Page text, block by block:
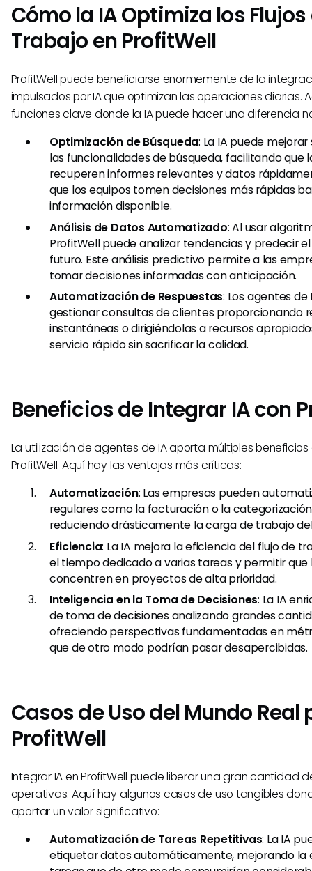
Cómo la IA Optimiza los Flujos
Trabajo en ProfitWell
ProfitWell puede beneficiarse enormemente de la
impulsados por IA que optimizan las operaciones diarias.
funciones clave donde la IA puede hacer una diferencia
Optimización de Búsqueda: La IA puede
las funcionalidades de búsqueda, facilitando que
recuperen informes relevantes y datos
que los equipos tomen decisiones más rápidas
información disponible.
Análisis de Datos Automatizado: Al usar
ProfitWell puede analizar tendencias y predecir
futuro. Este análisis predictivo permite a las
tomar decisiones informadas con anticipación.
Automatización de Respuestas: Los agentes de
gestionar consultas de clientes proporcionando
instantáneas o dirigiéndolas a recursos
servicio rápido sin sacrificar la calidad.
Beneficios de Integrar IA con
La utilización de agentes de IA aporta múltiples beneficios
ProfitWell. Aquí hay las ventajas más críticas:
Automatización: Las empresas pueden
regulares como la facturación o la
reduciendo drásticamente la carga de trabajo
Eficiencia: La IA mejora la eficiencia del flujo de
el tiempo dedicado a varias tareas y permitir
concentren en proyectos de alta prioridad.
Inteligencia en la Toma de Decisiones: La IA
de toma de decisiones analizando grandes
ofreciendo perspectivas fundamentadas en
que de otro modo podrían pasar desapercibidas.
Casos de Uso del Mundo Real
ProfitWell
Integrar IA en ProfitWell puede liberar una gran cantidad
operativas. Aquí hay algunos casos de uso tangibles
aportar un valor significativo:
Automatización de Tareas Repetitivas: La IA
etiquetar datos automáticamente, mejorando la